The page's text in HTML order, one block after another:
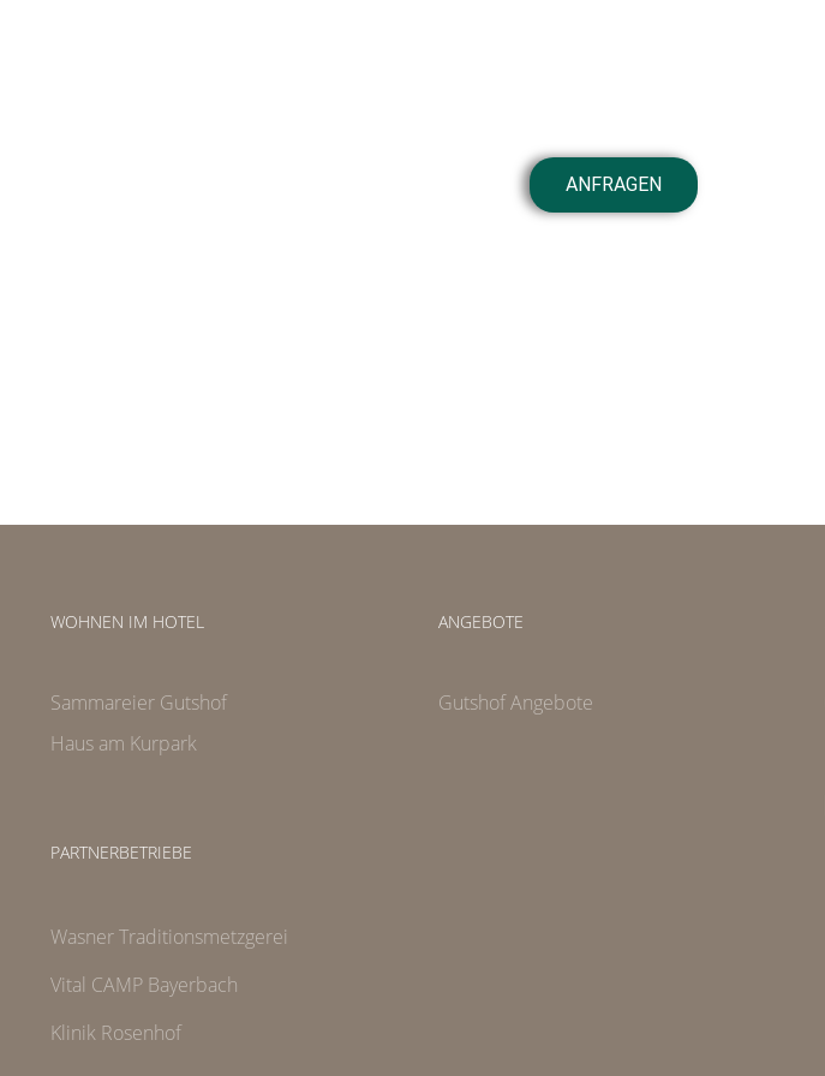
ANFRAGEN
WOHNEN IM HOTEL
Sammareier Gutshof
Haus am Kurpark
PARTNERBETRIEBE
Wasner Traditionsmetzgerei
Vital CAMP Bayerbach
Klinik Rosenhof
ANGEBOTE
Gutshof Angebote